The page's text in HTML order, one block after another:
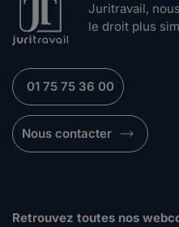
Juritravail,
le droit plus
01 75 75 36 00
Nous contacter
Retrouvez toutes nos